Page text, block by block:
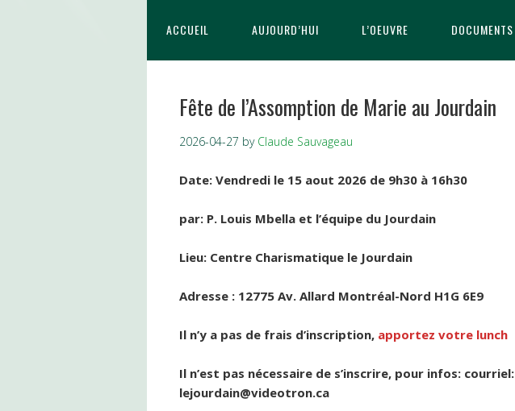
ACCUEIL AUJOURD’HUI L’OEUVRE DOCUMENTS
Fête de l’Assomption de Marie au Jourdain
2026-04-27 by Claude Sauvageau
Date: Vendredi le 15 aout 2026 de 9h30 à 16h30
par: P. Louis Mbella et l’équipe du Jourdain
Lieu: Centre Charismatique le Jourdain
Adresse : 12775 Av. Allard Montréal-Nord H1G 6E9
Il n’y a pas de frais d’inscription, apportez votre lunch
Il n’est pas nécessaire de s’inscrire, pour infos: courriel:
lejourdain@videotron.ca